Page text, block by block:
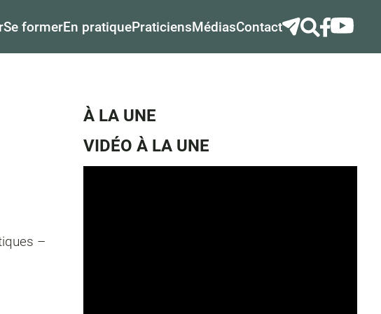
Se formerEn pratiquePraticiensMédiasContact
–
À LA UNE
VIDÉO À LA UNE